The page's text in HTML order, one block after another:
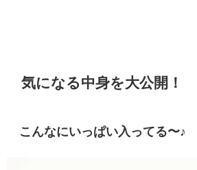
気になる中身を大公開！
こんなにいっぱい入ってる〜♪